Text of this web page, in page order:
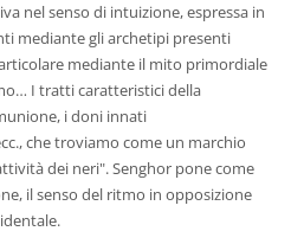
nel senso di intuizione, espressa in
mediante gli archetipi presenti
mediante il mito primordiale
I tratti caratteristici della
i doni innati
che troviamo come un marchio
dei neri". Senghor pone come
il senso del ritmo in opposizione